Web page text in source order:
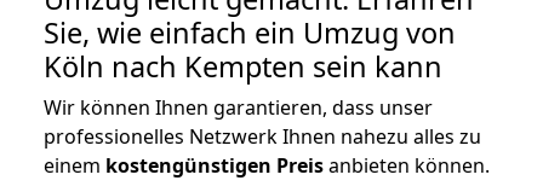
Sie, wie einfach ein Umzug von
Köln nach Kempten sein kann
Wir können Ihnen garantieren, dass unser
professionelles Netzwerk Ihnen nahezu alles zu
einem kostengünstigen Preisanbieten können.